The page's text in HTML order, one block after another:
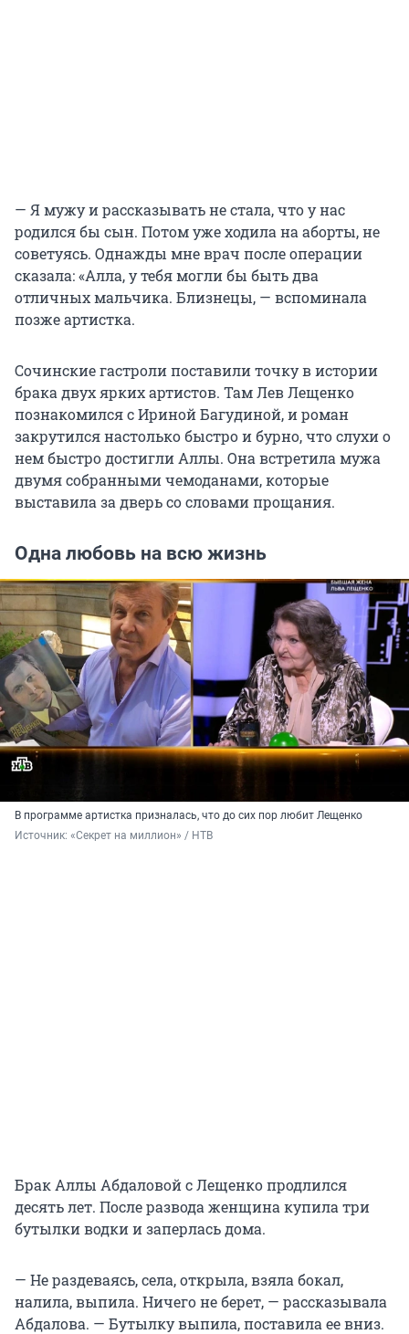
— Я мужу и рассказывать не стала, что у нас
родился бы сын. Потом уже ходила на аборты, не
советуясь. Однажды мне врач после операции
сказала: «Алла, у тебя могли бы быть два
отличных мальчика. Близнецы, — вспоминала
позже артистка.
Сочинские гастроли поставили точку в истории
брака двух ярких артистов. Там Лев Лещенко
познакомился с Ириной Багудиной, и роман
закрутился настолько быстро и бурно, что слухи о
нем быстро достигли Аллы. Она встретила мужа
двумя собранными чемоданами, которые
выставила за дверь со словами прощания.
Одна любовь на всю жизнь
В программе артистка призналась, что до сих пор любит Лещенко
Источник: «Секрет на миллион» / НТВ
Брак Аллы Абдаловой с Лещенко продлился
десять лет. После развода женщина купила три
бутылки водки и заперлась дома.
— Не раздеваясь, села, открыла, взяла бокал,
налила, выпила. Ничего не берет, — рассказывала
Абдалова. — Бутылку выпила, поставила ее вниз.